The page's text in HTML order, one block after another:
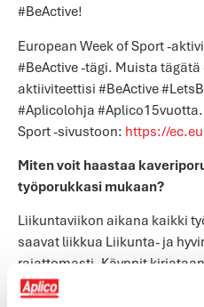
#BeActive!
European Week of Sport -
#BeActive -tägi. Muista
aktiiviteettisi #BeActive
#Aplicolohja
Sport -sivustoon: https://
Miten voit haastaa
työporukkasi mukaan?
Liikuntaviikon aikana kaikki
saavat liikkua Liikunta- ja
rajattomasti. Käynnit
eniten käyntikertoja saanut